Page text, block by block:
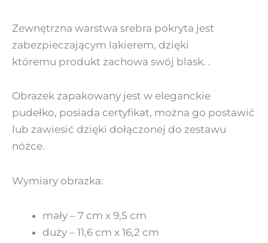
Zewnętrzna warstwa srebra pokryta jest
zabezpieczającym lakierem, dzięki
któremu produkt zachowa swój blask. .
Obrazek zapakowany jest w eleganckie
pudełko, posiada certyfikat, można go postawić
lub zawiesić dzięki dołączonej do zestawu
nóżce.
Wymiary obrazka:
mały – 7 cm x 9,5 cm
duży – 11,6 cm x 16,2 cm